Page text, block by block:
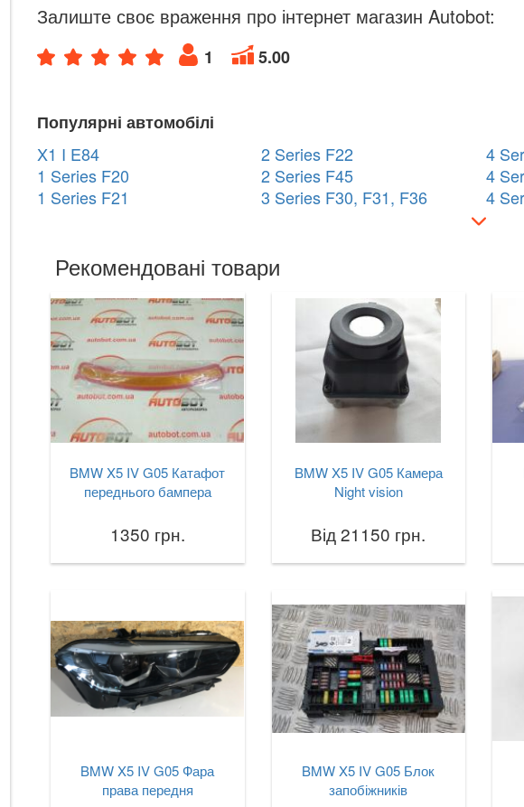
Залиште своє враження про інтернет магазин Autobot:
1 5.00
Популярні автомобілі
X1 I E84
1 Series F20
1 Series F21
2 Series F22
2 Series F45
3 Series F30, F31, F36
4
4
4
Рекомендовані товари
BMW X5 IV G05 Катафот
переднього бампера
1350 грн.
BMW X5 IV G05 Камера
Night vision
Від 21150 грн.
BMW X5 IV G05 Фара
права передня
BMW X5 IV G05 Блок
запобіжників